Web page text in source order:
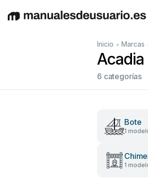
EnglishDeutschEspañolItaliano
Inicio • Marcas
6 categorías
Bote
1
1